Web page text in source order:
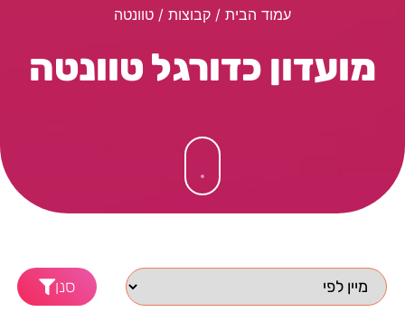
עמוד הבית / קבוצות / טוונטה
מועדון כדורגל טוונטה
סנן